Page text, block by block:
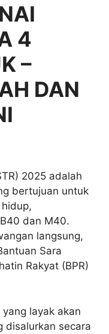
4
–
DAN
2025 adalah
bertujuan untuk
dan M40.
langsung,
Sara
Rakyat (BPR)
layak akan
disalurkan secara